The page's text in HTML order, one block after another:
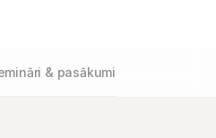
& pasākumi